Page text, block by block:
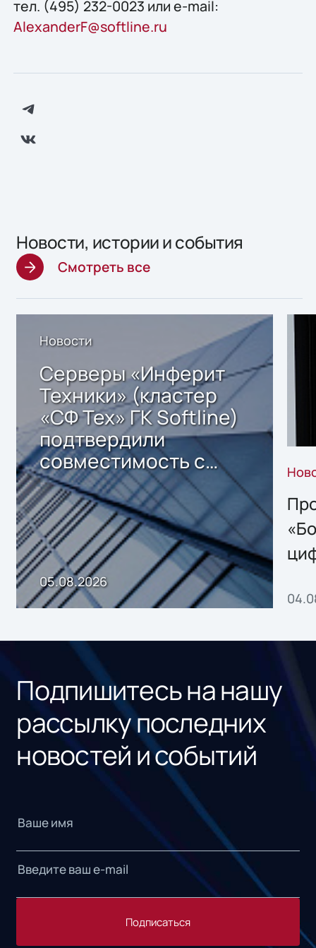
тел. (495) 232-0023 или e-mail:
AlexanderF@softline.ru
Новости, истории и события
Смотреть все
Новости
Серверы «Инферит
Техники» (кластер
«СФ Тех» ГК Softline)
подтвердили
совместимость с
решением Sharx
Storage 2.x для
хранения данных
05.08.2026
Подпишитесь на нашу
рассылку последних
новостей и событий
Подписаться